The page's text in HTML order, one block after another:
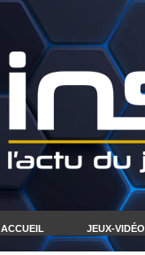
ACCUEIL JEUX-VIDÉO